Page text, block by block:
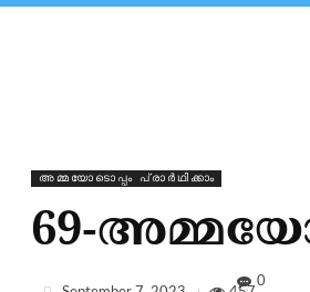
⁠അമ്മയോടൊപ്പം പ്രാർഥിക്കാം
69-
0